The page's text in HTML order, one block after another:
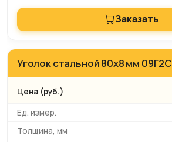
Заказать
Уголок стальной 80х8 мм 09Г2С